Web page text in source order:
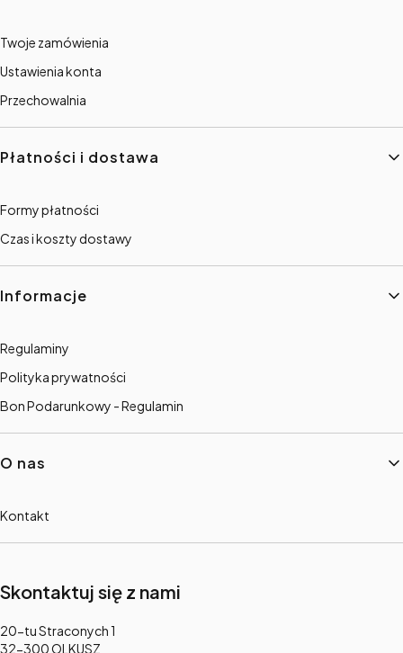
Twoje zamówienia
Ustawienia konta
Przechowalnia
Płatności i dostawa
Formy płatności
Czas i koszty dostawy
Informacje
Regulaminy
Polityka prywatności
Bon Podarunkowy - Regulamin
O nas
Kontakt
Skontaktuj się z nami
Adres:
20-tu Straconych 1
32-300 OLKUSZ